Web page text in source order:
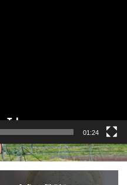
01:24